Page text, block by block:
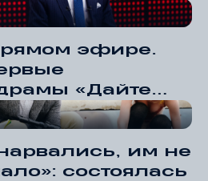
эфире.
им не